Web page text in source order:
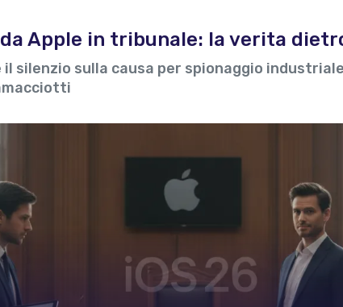
Apple in tribunale: la verita
silenzio sulla causa per spionaggio